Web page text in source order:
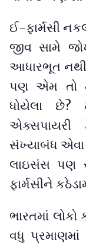
ઈ-ફાર્મસી
જીવ સામે
આધારભૂત
પણ એમ તો
ધોયેલા છે?
એક્સપાયરી
સંખ્યાબંધ એવા
લાઇસંસ પણ
ફાર્મસીને
ભારતમાં
વધુ